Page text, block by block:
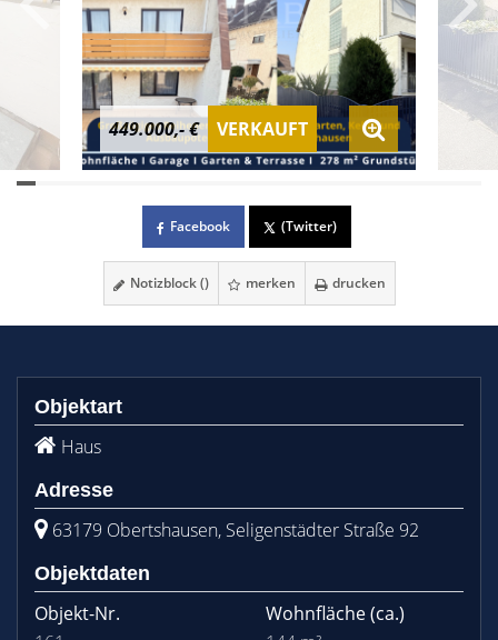
449.000,- € VERKAUFT
Facebook (Twitter)
Notizblock () merken drucken
Objektart
Haus
Adresse
63179 Obertshausen, Seligenstädter Straße 92
Objektdaten
Objekt-Nr.
Wohnfläche(ca.)